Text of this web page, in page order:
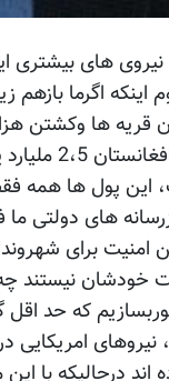
نیروی های
اگرما بازهم
قریه ها وکشتن
سال
این پول ها همه
های دولتی ما
امنیت برای
خودشان نیستند
کشوربسازیم که حد
درحالیکه با